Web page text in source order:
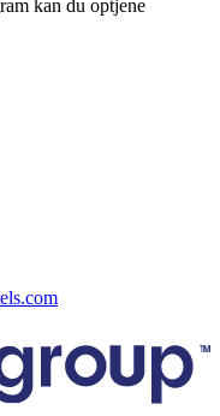
kan du optjene